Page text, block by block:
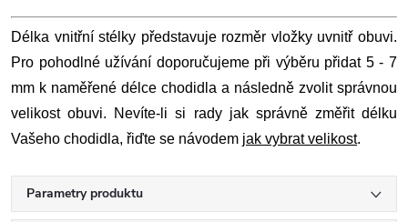
Délka vnitřní stélky představuje rozměr vložky uvnitř obuvi.
Pro pohodlné užívání doporučujeme při výběru přidat 5 - 7
mm k naměřené délce chodidla a následně zvolit správnou
velikost obuvi. Nevíte-li si rady jak správně změřit délku
Vašeho chodidla, řiďte se návodem jak vybrat velikost.
Parametry produktu